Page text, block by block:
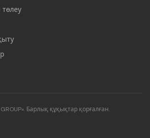
Барлық құқықтар қорғалған.